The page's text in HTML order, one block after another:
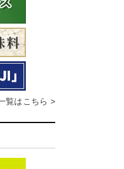
覧はこちら >